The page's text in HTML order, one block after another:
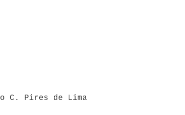
C. Pires de Lima